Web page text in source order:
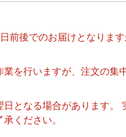
前後でのお届けとなりま
を行いますが、注文の集
となる場合があります。
ください。